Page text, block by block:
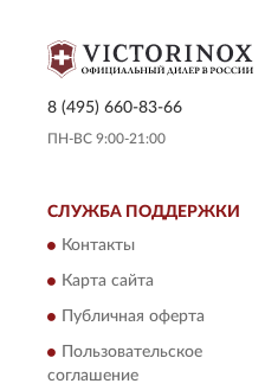
8 (495) 660-83-66
ПН-ВС 9:00-21:00
СЛУЖБА ПОДДЕРЖКИ
Контакты
Карта сайта
Публичная оферта
Пользовательское
соглашение